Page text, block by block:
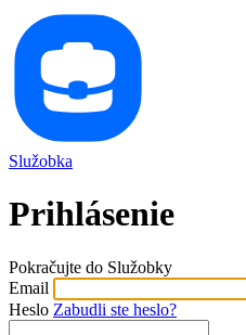
Služobka
Prihlásenie
Pokračujte do Služobky
Email
Heslo Zabudli ste heslo?